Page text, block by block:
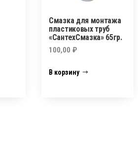
Смазка для монтажа
пластиковых труб
«СантехСмазка» 65гр.
100,00₽
В корзину